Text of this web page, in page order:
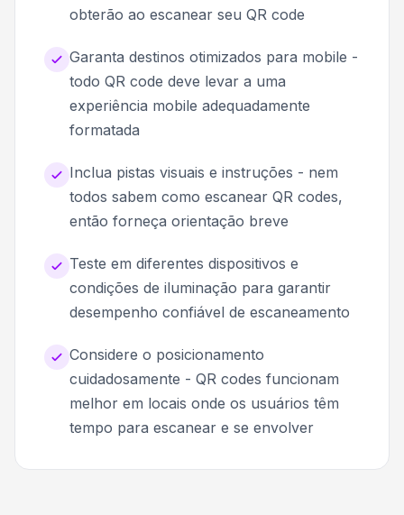
obterão ao escanear seu QR code
Garanta destinos otimizados para mobile -
todo QR code deve levar a uma
experiência mobile adequadamente
formatada
Inclua pistas visuais e instruções - nem
todos sabem como escanear QR codes,
então forneça orientação breve
Teste em diferentes dispositivos e
condições de iluminação para garantir
desempenho confiável de escaneamento
Considere o posicionamento
cuidadosamente - QR codes funcionam
melhor em locais onde os usuários têm
tempo para escanear e se envolver